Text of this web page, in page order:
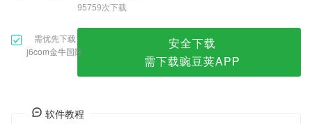
95759次下载
需优先下载
j6com金牛国际
安全下载
需下载豌豆荚APP
软件教程